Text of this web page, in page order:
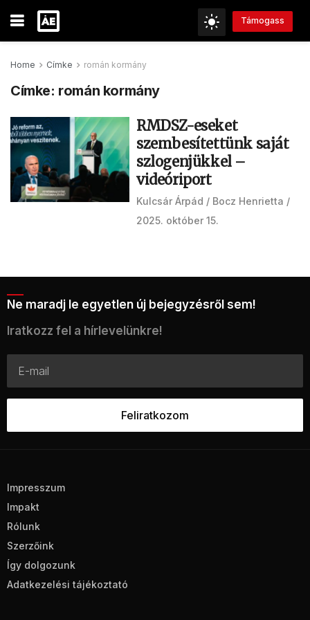
Támogass
Home Címke román kormány
Címke: román kormány
RMDSZ-eseket
szembesítettünk saját
szlogenjükkel –
videóriport
Kulcsár Árpád
Bocz Henrietta
2025. október 15.
Ne maradj le egyetlen új bejegyzésről sem!
Iratkozz fel a hírlevelünkre!
Impresszum
Impakt
Rólunk
Szerzőink
Így dolgozunk
Adatkezelési tájékoztató